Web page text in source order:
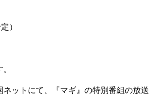
）
ットにて、『マギ』の特別番組の放送